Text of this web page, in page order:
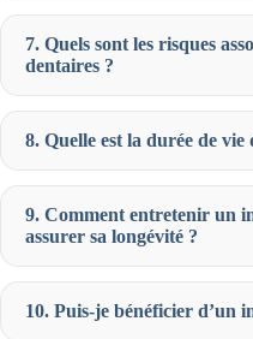
7. Quels sont les risques
dentaires ?
8. Quelle est la durée de
9. Comment entretenir un
assurer sa longévité ?
10. Puis-je bénéficier d’un